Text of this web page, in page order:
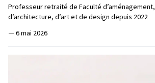
Professeur retraité de Faculté d’aménagement,
d’architecture, d’art et de design depuis 2022
— 6 mai 2026